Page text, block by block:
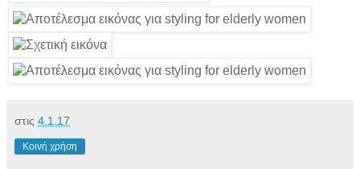
στις 4.1.17
Κοινή χρήση